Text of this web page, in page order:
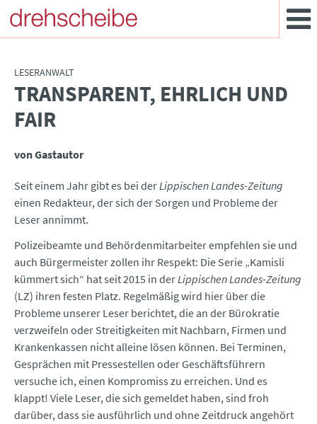
LESERANWALT
:TRANSPARENT, EHRLICH UND
FAIR
von Gastautor
Seit einem Jahr gibt es bei derLippischen Landes-Zeitung
einen Redakteur, der sich der Sorgen und Probleme der
Leser annimmt.
Polizeibeamte und Behördenmitarbeiter empfehlen sie und
auch Bürgermeister zollen ihr Respekt: Die Serie „Kamisli
kümmert sich“ hat seit 2015 in derLippischen Landes-Zeitung
(LZ) ihren festen Platz. Regelmäßig wird hier über die
Probleme unserer Leser berichtet, die an der Bürokratie
verzweifeln oder Streitigkeiten mit Nachbarn, Firmen und
Krankenkassen nicht alleine lösen können. Bei Terminen,
Gesprächen mit Pressestellen oder Geschäftsführern
versuche ich, einen Kompromiss zu erreichen. Und es
klappt! Viele Leser, die sich gemeldet haben, sind froh
darüber, dass sie ausführlich und ohne Zeitdruck angehört